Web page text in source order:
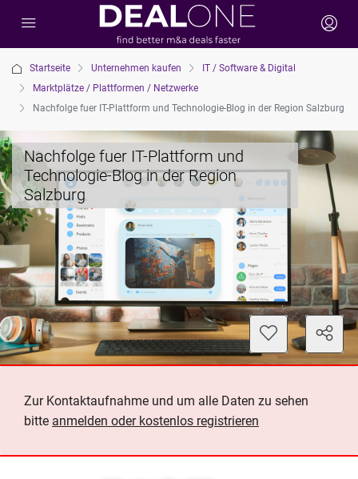
Startseite Unternehmen kaufen
IT / Software & Digital
Marktplätze / Plattformen / Netzwerke
Nachfolge fuer IT-Plattform und Technologie-Blog in der Region Salzburg
Nachfolge fuer IT-Plattform und
Technologie-Blog in der Region
Salzburg
Zur Kontaktaufnahme und um alle Daten zu sehen
bitte anmelden oder kostenlos registrieren